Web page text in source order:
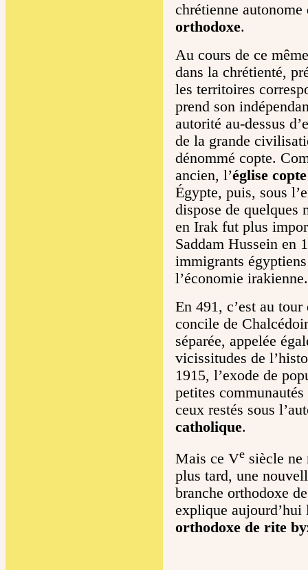
chrétienne
orthodoxe.
Au cours de ce
dans la chrétienté,
les territoires
prend son
autorité au-dessus
de la grande
dénommé copte.
ancien, l’église copte
Égypte, puis, sous
dispose de quelques
en Irak fut plus
Saddam Hussein en
immigrants
l’économie irakienne.
En 491, c’est au
concile de
séparée, appelée
vicissitudes de
1915, l’exode de
petites
ceux restés sous
catholique.
Mais ce Ve siècle ne
plus tard, une
branche orthodoxe
explique aujourd’hui
orthodoxe de rite